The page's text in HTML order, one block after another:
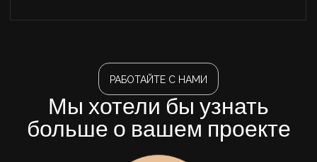
РАБОТАЙТЕ С НАМИ
Мы хотели бы узнать
больше о вашем проекте